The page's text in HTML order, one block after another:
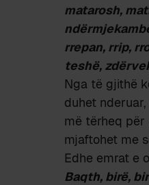
matarosh,
rrepan, rrip,
teshë,
Nga të gjithë
duhet
më tërheq për
mjaftohet me
Edhe emrat e
Baqth, birë,